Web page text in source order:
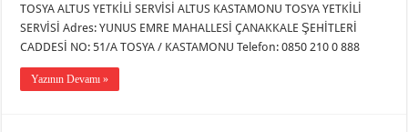
TOSYA ALTUS YETKİLİ SERVİSİ ALTUS KASTAMONU TOSYA YETKİLİ
SERVİSİ Adres: YUNUS EMRE MAHALLESİ ÇANAKKALE ŞEHİTLERİ
CADDESİ NO: 51/A TOSYA / KASTAMONU Telefon: 0850 210 0 888
Yazının Devamı »